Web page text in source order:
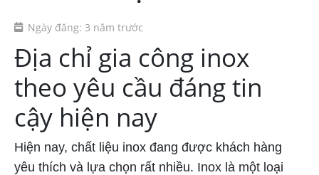
Ngày đăng: 3 năm trước
Địa chỉ gia công inox
theo yêu cầu đáng tin
cậy hiện nay
Hiện nay, chất liệu inox đang được khách hàng
yêu thích và lựa chọn rất nhiều. Inox là một loại